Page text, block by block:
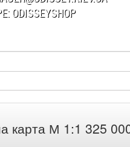
ODISSEYSHOP
карта М 1:1 325